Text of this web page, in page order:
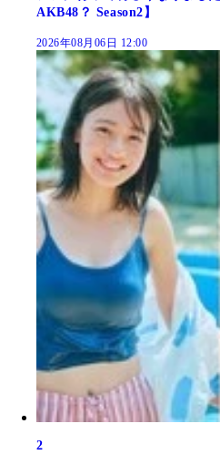
AKB48？ Season2】
2026年08月06日 12:00
2